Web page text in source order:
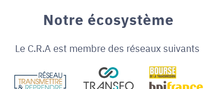
Notre écosystème
Le C.R.A est membre des réseaux suivants